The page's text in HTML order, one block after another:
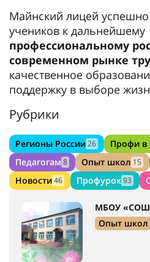
Майнский лицей успешно
учеников к дальнейшему
профессиональному
современном рынке
качественное
поддержку в выборе
Рубрики
Регионы России26 Профи в
Педагогам 8 Опыт школ 15
Новости46 Профурок93
МБОУ «СОШ
Опыт школ